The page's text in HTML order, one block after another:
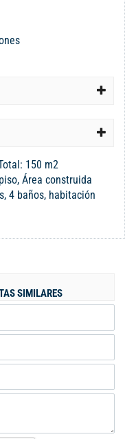
150 m2
Área construida
4 baños, habitación
amplio, dos balcones,
y un diseño
$1.300.
SIMILARES